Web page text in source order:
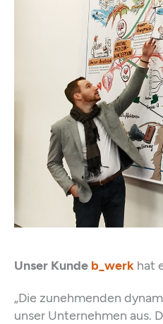
Unser Kunde b_werk hat
„Die zunehmenden
unser Unternehmen aus.